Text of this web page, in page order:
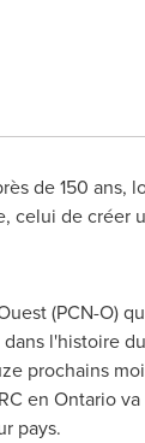
de 150 ans,
celui de créer
(PCN-O)
l'histoire du
prochains
en Ontariova
pays.